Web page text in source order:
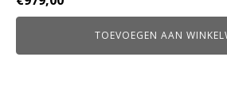
TOEVOEGEN AAN